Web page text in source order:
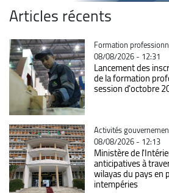
Articles récents
Catégorie
Formation
08/08/2026 - 12:31
Lancement des
de la formation
session d'octobre
Catégorie
Activités
08/08/2026 - 12:13
Ministère de
anticipatives à
wilayas du pays en
intempéries